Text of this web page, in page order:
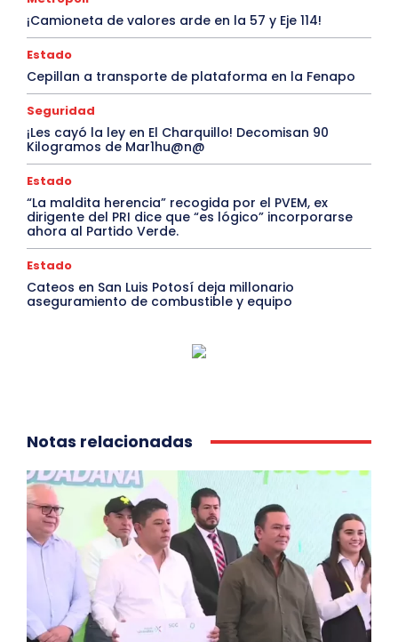
¡Camioneta de valores arde en la 57 y Eje 114!
Estado
Cepillan a transporte de plataforma en la Fenapo
Seguridad
¡Les cayó la ley en El Charquillo! Decomisan 90
Kilogramos de Mar1hu@n@
Estado
“La maldita herencia” recogida por el PVEM, ex
dirigente del PRI dice que “es lógico” incorporarse
ahora al Partido Verde.
Estado
Cateos en San Luis Potosí deja millonario
aseguramiento de combustible y equipo
Notas relacionadas